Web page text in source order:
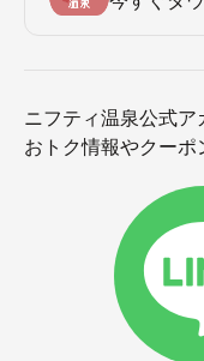
ニフティ温泉公式ア
おトク情報やクーポ